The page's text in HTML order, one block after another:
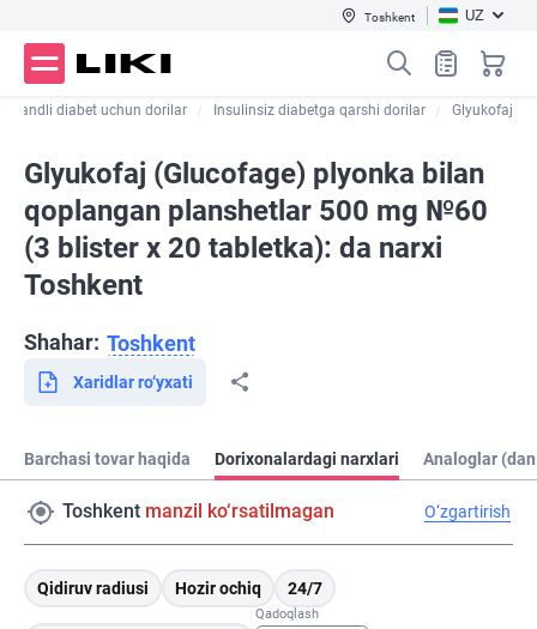
Toshkent UZ
Qandli diabet uchun dorilar Insulinsiz diabetga qarshi dorilar Glyukofaj
Glyukofaj (Glucofage) plyonka bilan
qoplangan planshetlar 500 mg №60
(3 blister х 20 tabletka): da narxi
Toshkent
Shahar: Toshkent
Xaridlar ro‘yxati
Barchasi tovar haqida Dorixonalardagi narxlari Analoglar
Toshkent manzil ko‘rsatilmagan O‘zgartirish
Qidiruv radiusi Hozir ochiq 24/7
Qadoqlash